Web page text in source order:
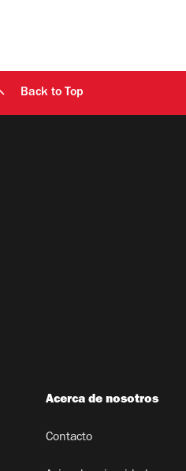
Back to Top
Acerca de nosotros
Contacto